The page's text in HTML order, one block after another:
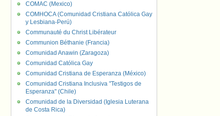
COMAC (Mexico)
COMHOCA (Comunidad Cristiana Católica Gay
y Lesbiana-Perú)
Communauté du Christ Libérateur
Communion Béthanie (Francia)
Comunidad Anawin (Zaragoza)
Comunidad Católica Gay
Comunidad Cristiana de Esperanza (México)
Comunidad Cristiana Inclusiva "Testigos de
Esperanza" (Chile)
Comunidad de la Diversidad (Iglesia Luterana
de Costa Rica)